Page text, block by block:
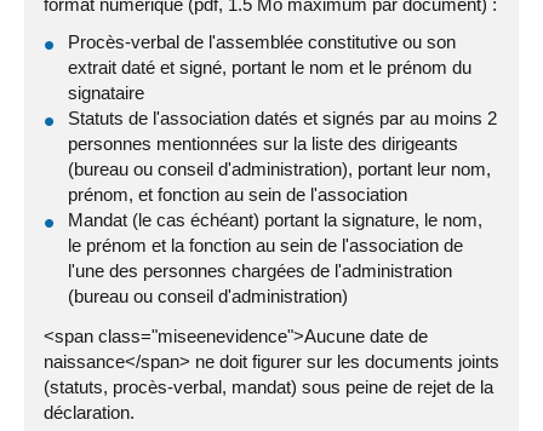
Procès-verbal de l'assemblée constitutive ou son
extrait daté et signé, portant le nom et le prénom du
signataire
Statuts de l'association datés et signés par au moins 2
personnes mentionnées sur la liste des dirigeants
(bureau ou conseil d'administration), portant leur nom,
prénom, et fonction au sein de l'association
Mandat (le cas échéant) portant la signature, le nom,
le prénom et la fonction au sein de l'association de
l'une des personnes chargées de l'administration
(bureau ou conseil d'administration)
<span class="miseenevidence">Aucune date de
naissance</span> ne doit figurer sur les documents joints
(statuts, procès-verbal, mandat) sous peine de rejet de la
déclaration.